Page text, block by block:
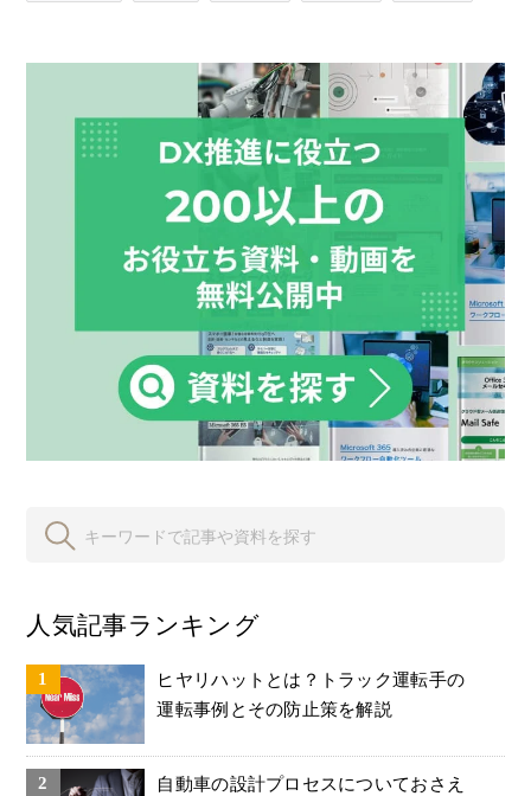
人気記事ランキング
ヒヤリハットとは？トラック運転手の
運転事例とその防止策を解説
自動車の設計プロセスについておさえ